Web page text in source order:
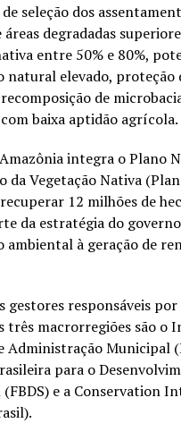
seleção dos
áreas degradadas
entre 50% e 80%,
natural elevado, proteção
recomposição de
baixa aptidão agrícola.
integra o Plano
da Vegetação Nativa
12 milhões de
da estratégia do
ambiental à geração de
gestores responsáveis
três macrorregiões são o
Administração Municipal
para o
(FBDS) e a Conservation